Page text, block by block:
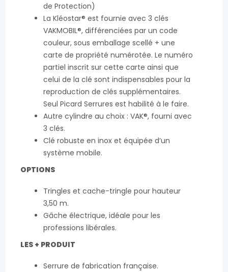
de Protection)
La Kléostar® est fournie avec 3 clés
VAKMOBIL®, différenciées par un code
couleur, sous emballage scellé + une
carte de propriété numérotée. Le numéro
partiel inscrit sur cette carte ainsi que
celui de la clé sont indispensables pour la
reproduction de clés supplémentaires.
Seul Picard Serrures est habilité à le faire.
Autre cylindre au choix : VAK®, fourni avec
3 clés.
Clé robuste en inox et équipée d’un
système mobile.
OPTIONS
Tringles et cache-tringle pour hauteur
3,50 m.
Gâche électrique, idéale pour les
professions libérales.
LES + PRODUIT
Serrure de fabrication française.